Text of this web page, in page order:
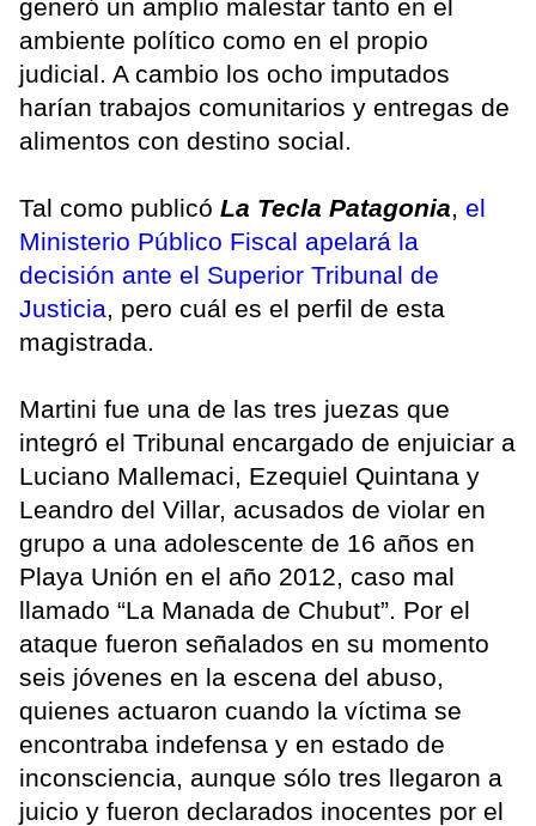
generó un amplio malestar tanto en el
ambiente político como en el propio
judicial. A cambio los ocho imputados
harían trabajos comunitarios y entregas de
alimentos con destino social.
Tal como publicó La Tecla Patagonia, el
Ministerio Público Fiscal apelará la
decisión ante el Superior Tribunal de
Justicia, pero cuál es el perfil de esta
magistrada.
Martini fue una de las tres juezas que
integró el Tribunal encargado de enjuiciar a
Luciano Mallemaci, Ezequiel Quintana y
Leandro del Villar, acusados de violar en
grupo a una adolescente de 16 años en
Playa Unión en el año 2012, caso mal
llamado “La Manada de Chubut”. Por el
ataque fueron señalados en su momento
seis jóvenes en la escena del abuso,
quienes actuaron cuando la víctima se
encontraba indefensa y en estado de
inconsciencia, aunque sólo tres llegaron a
juicio y fueron declarados inocentes por el